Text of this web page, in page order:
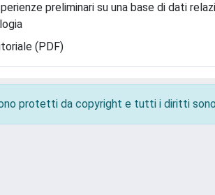
preliminari su una base di dati
(PDF)
protetti da copyright e tutti i diritti